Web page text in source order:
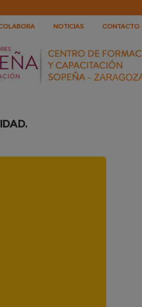
NOTICIAS CONTACTO